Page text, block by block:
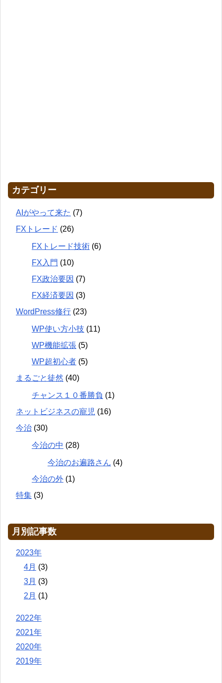
カテゴリー
AIがやって来た (7)
FXトレード (26)
FXトレード技術 (6)
FX入門 (10)
FX政治要因 (7)
FX経済要因 (3)
WordPress修行 (23)
WP使い方小技 (11)
WP機能拡張 (5)
WP超初心者 (5)
まるごと徒然 (40)
チャンス１０番勝負 (1)
ネットビジネスの寵児 (16)
今治 (30)
今治の中 (28)
今治のお遍路さん (4)
今治の外 (1)
特集 (3)
月別記事数
2023年
4月 (3)
3月 (3)
2月 (1)
2022年
2021年
2020年
2019年